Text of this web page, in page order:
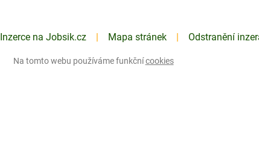
Inzerce na Jobsik.cz Mapa stránek Odstranění
Na tomto webu používáme funkčnícookies